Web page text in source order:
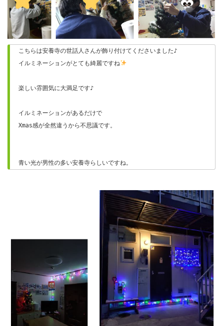
こちらは安養寺の世話人さんが飾り付けてくださいました♪
イルミネーションがとても綺麗ですね
楽しい雰囲気に大満足です♪
イルミネーションがあるだけで
Xmas感が全然違うから不思議です。
青い光が男性の多い安養寺らしいですね。